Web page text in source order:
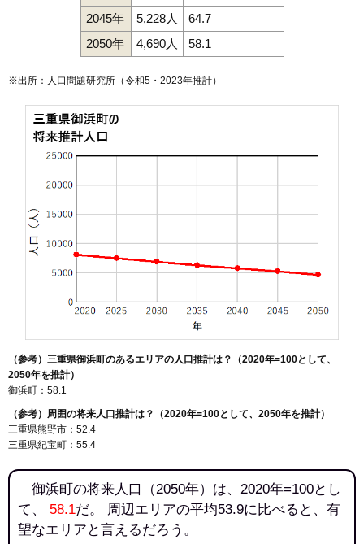
2045年
5,228人
64.7
2050年
4,690人 58.1
※出所：人口問題研究所（令和5・2023年推計）
（参考）三重県御浜町のあるエリアの人口推計は？（2020年=100として、
2050年を推計）
御浜町：58.1
（参考）周囲の将来人口推計は？（2020年=100として、2050年を推計）
三重県熊野市：52.4
三重県紀宝町：55.4
御浜町の将来人口（2050年）は、2020年=100とし
て、 58.1だ。 周辺エリアの平均53.9に比べると、有
望なエリアと言えるだろう。